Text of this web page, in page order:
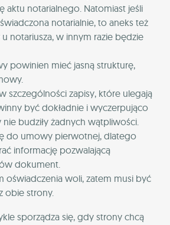
aktu notarialnego. Natomiast jeśli
notarialnie, to aneks też
notariusza, w innym razie będzie
powinien mieć jasną strukturę,
szczególności zapisy, które ulegają
być dokładnie i wyczerpująco
nie budziły żadnych wątpliwości.
do umowy pierwotnej, dlatego
informację pozwalającą
dokument.
oświadczenia woli, zatem musi być
obie strony.
sporządza się, gdy strony chcą